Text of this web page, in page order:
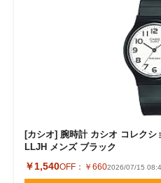
[カシオ] 腕時計 カシオ コレク
LLJH メンズ ブラック
￥1,540OFF： ￥6602026/07/15